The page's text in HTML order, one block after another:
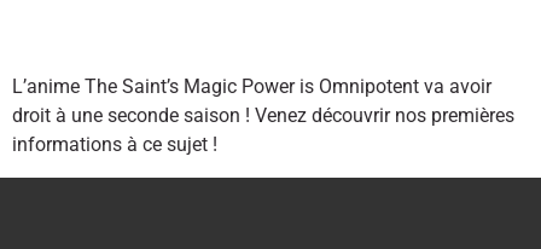
L’anime The Saint’s Magic Power is Omnipotent va avoir
droit à une seconde saison ! Venez découvrir nos premières
informations à ce sujet !